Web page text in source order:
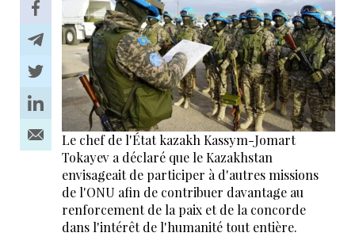
Le chef de l'État kazakh Kassym-Jomart
Tokayev a déclaré que le Kazakhstan
envisageait de participer à d'autres missions
de l'ONU afin de contribuer davantage au
renforcement de la paix et de la concorde
dans l'intérêt de l'humanité tout entière.